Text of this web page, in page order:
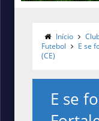
Início
Futebol
E se
(CE)
E se